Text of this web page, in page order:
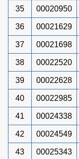
35 00020950
36 00021629
37 00021698
38 00022520
39 00022628
40 00022985
41 00024338
42 00024549
43 00025343